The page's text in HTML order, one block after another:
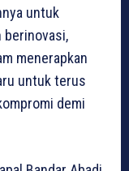
untuk
berinovasi,
menerapkan
untuk terus
demi